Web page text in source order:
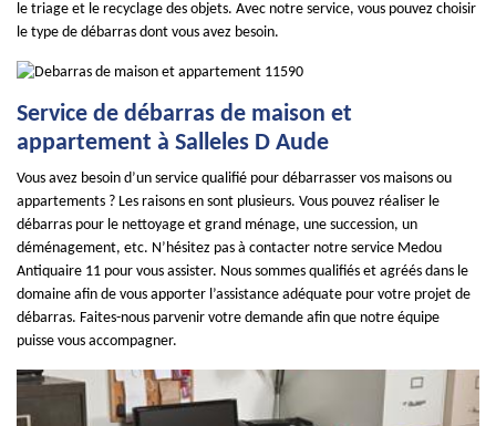
le triage et le recyclage des objets. Avec notre service, vous pouvez choisir
le type de débarras dont vous avez besoin.
Service de débarras de maison et
appartement à Salleles D Aude
Vous avez besoin d’un service qualifié pour débarrasser vos maisons ou
appartements ? Les raisons en sont plusieurs. Vous pouvez réaliser le
débarras pour le nettoyage et grand ménage, une succession, un
déménagement, etc. N’hésitez pas à contacter notre service Medou
Antiquaire 11 pour vous assister. Nous sommes qualifiés et agréés dans le
domaine afin de vous apporter l’assistance adéquate pour votre projet de
débarras. Faites-nous parvenir votre demande afin que notre équipe
puisse vous accompagner.